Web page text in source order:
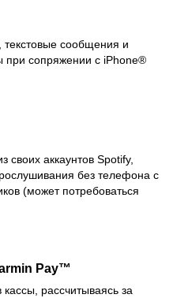
текстовые сообщения и
при сопряжении с iPhone®
своих аккаунтов Spotify,
без телефона с
(может потребоваться
Pay™
рассчитываясь за